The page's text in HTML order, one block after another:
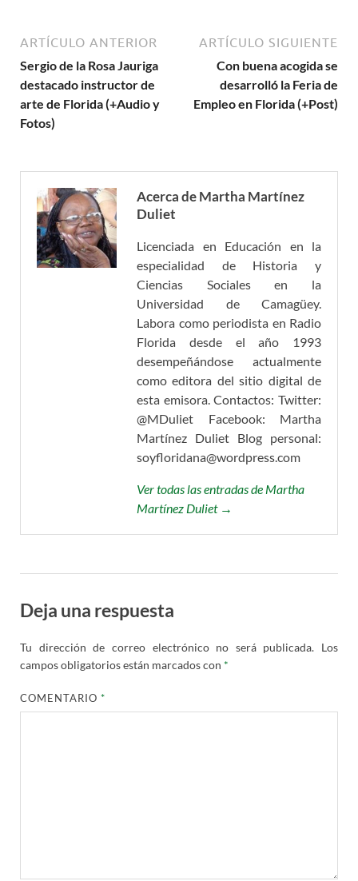
ARTÍCULO ANTERIOR
Sergio de la Rosa Jauriga
destacado instructor de
arte de Florida (+Audio y
Fotos)
ARTÍCULO SIGUIENTE
Con buena acogida se
desarrolló la Feria de
Empleo en Florida (+Post)
Acerca de Martha Martínez
Duliet
Licenciada en Educación en la
especialidad de Historia y
Ciencias Sociales en la
Universidad de Camagüey.
Labora como periodista en Radio
Florida desde el año 1993
desempeñándose actualmente
como editora del sitio digital de
esta emisora. Contactos: Twitter:
@MDuliet Facebook: Martha
Martínez Duliet Blog personal:
soyfloridana@wordpress.com
Ver todas las entradas de Martha
Martínez Duliet →
Deja una respuesta
Tu dirección de correo electrónico no será publicada. Los
campos obligatorios están marcados con *
COMENTARIO*